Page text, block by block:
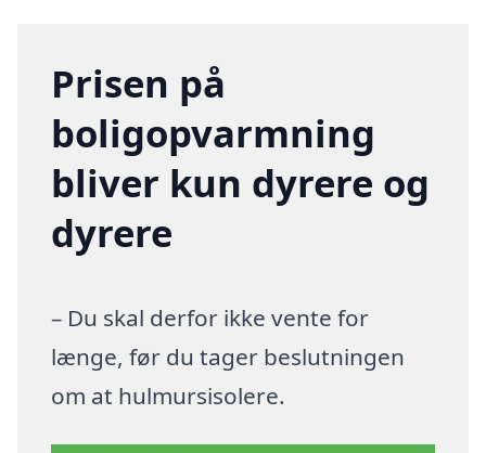
Prisen på
boligopvarmning
bliver kun dyrere og
dyrere
– Du skal derfor ikke vente for
længe, før du tager beslutningen
om at hulmursisolere.